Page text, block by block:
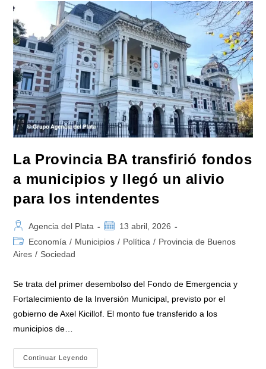
Un
Centenar
De
Intendentes
Que
Presentaron
Un
Reclamo
En
El
Ministerio
De
Economía
De
La
Nación
La Provincia BA transfirió fondos
a municipios y llegó un alivio
para los intendentes
Autor
de
la
Agencia del Plata
Publicación
de
13 abril, 2026
Categoría
de
Economía / Municipios / Política / Provincia de Buenos
Aires / Sociedad
Se trata del primer desembolso del Fondo de Emergencia y
Fortalecimiento de la Inversión Municipal, previsto por el
gobierno de Axel Kicillof. El monto fue transferido a los
municipios de…
Continuar Leyendo
Provincia